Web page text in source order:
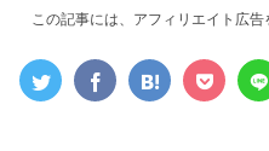
この記事には、アフィリエイト広告